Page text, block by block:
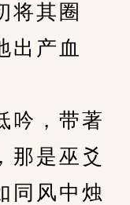
将其圈
出产血
，带著
那是巫爻
同风中烛